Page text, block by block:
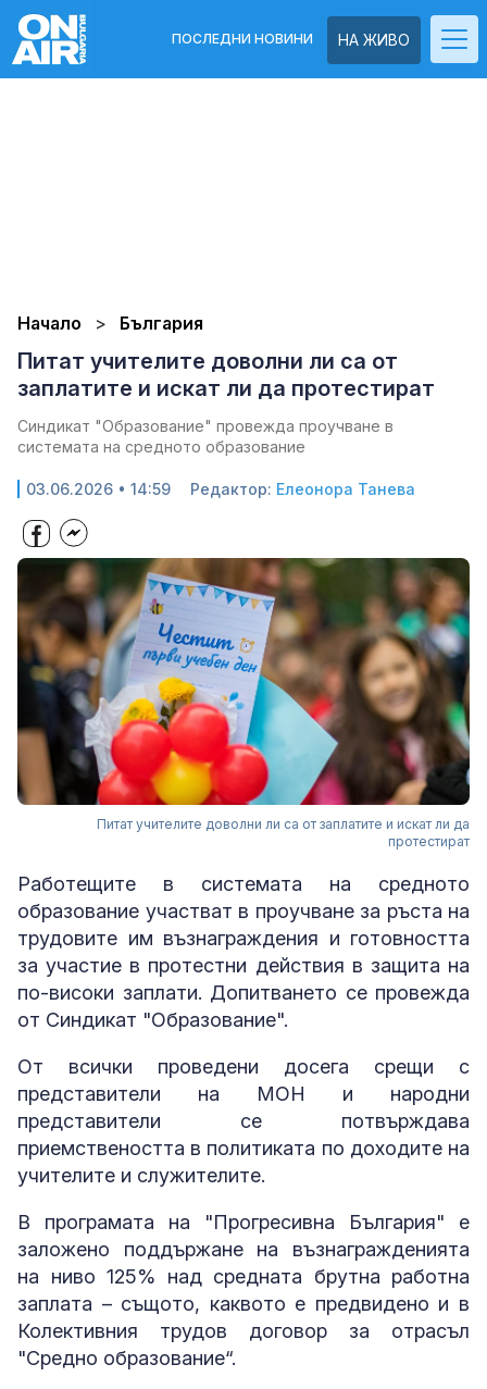
НА ЖИВО
ПОСЛЕДНИ НОВИНИ
Начало България
Питат учителите доволни ли са от
заплатите и искат ли да протестират
Синдикат "Образование" провежда проучване в
системата на средното образование
03.06.2026 • 14:59 Редактор: Елеонора Танева
Питат учителите доволни ли са от заплатите и искат ли да
протестират
Работещите в системата на средното
образование участват в проучване за ръста на
трудовите им възнаграждения и готовността
за участие в протестни действия в защита на
по-високи заплати. Допитването се провежда
от Синдикат "Образование".
От всички проведени досега срещи с
представители на МОН и народни
представители се потвърждава
приемствеността в политиката по доходите на
учителите и служителите.
В програмата на "Прогресивна България" е
заложено поддържане на възнагражденията
на ниво 125% над средната брутна работна
заплата – същото, каквото е предвидено и в
Колективния трудов договор за отрасъл
"Средно образование“.